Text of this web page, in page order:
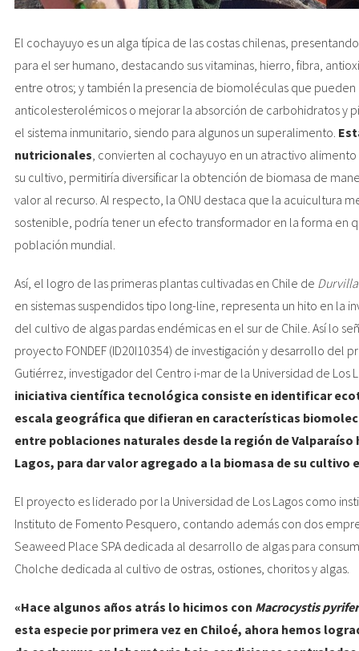
El cochayuyo es un alga típica de las costas chilenas,
para el ser humano, destacando sus vitaminas, hierro, fibra,
entre otros; y también la presencia de biomoléculas que
anticolesterolémicos o mejorar la absorción de carbohidratos y
el sistema inmunitario, siendo para algunos un superalimento.
nutricionales, convierten al cochayuyo en un atractivo
su cultivo, permitiría diversificar la obtención de biomasa de
valor al recurso. Al respecto, la ONU destaca que la acuicultura
sostenible, podría tener un efecto transformador en la forma en
población mundial.
Así, el logro de las primeras plantas cultivadas en Chile de
en sistemas suspendidos tipo long-line, representa un hito en la
del cultivo de algas pardas endémicas en el sur de Chile. Así lo
proyecto FONDEF (ID20I10354) de investigación y desarrollo del
Gutiérrez, investigador del Centro i-mar de la Universidad de Los
iniciativa científica tecnológica consiste en identificar
escala geográfica que difieran en características
entre poblaciones naturales desde la región de Valparaíso
Lagos, para dar valor agregado a la biomasa de su cultivo
El proyecto es liderado por la Universidad de Los Lagos como
Instituto de Fomento Pesquero, contando además con dos
Seaweed Place SPA dedicada al desarrollo de algas para
Cholche dedicada al cultivo de ostras, ostiones, choritos y algas.
«Hace algunos años atrás lo hicimos con Macrocystis
esta especie por primera vez en Chiloé, ahora hemos